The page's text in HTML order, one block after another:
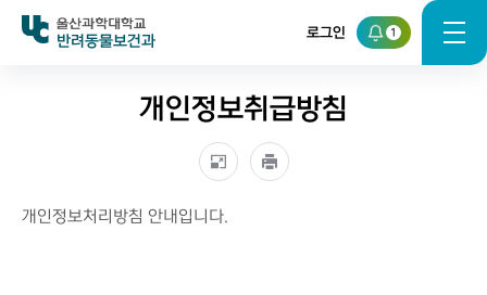
로그인 1
반려동물보건과
개인정보취급방침
개인정보처리방침 안내입니다.